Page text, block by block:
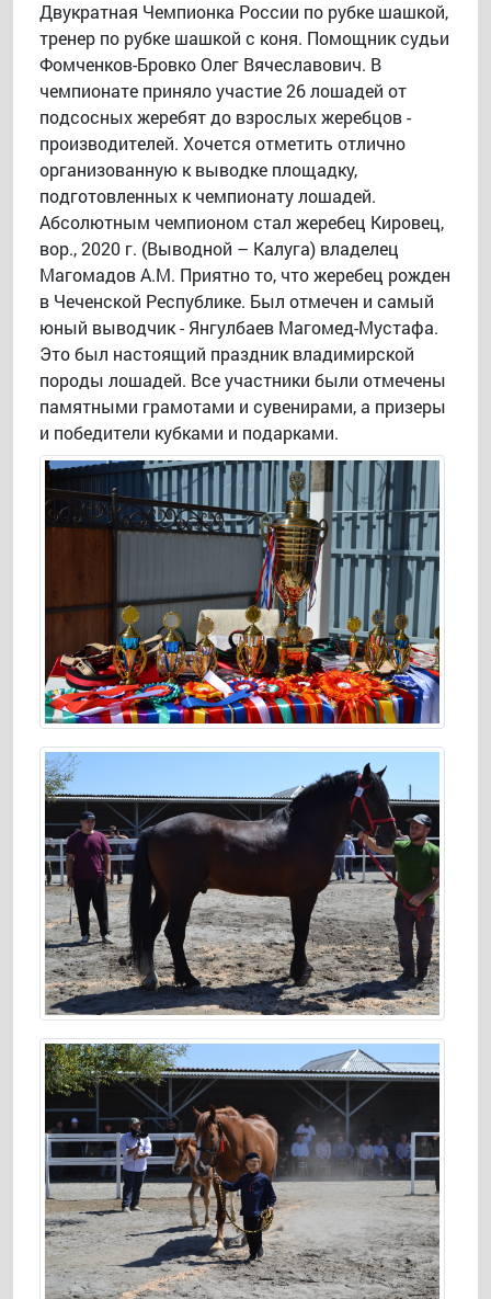
Двукратная Чемпионка России по рубке шашкой,
тренер по рубке шашкой с коня. Помощник судьи
Фомченков-Бровко Олег Вячеславович. В
чемпионате приняло участие 26 лошадей от
подсосных жеребят до взрослых жеребцов -
производителей. Хочется отметить отлично
организованную к выводке площадку,
подготовленных к чемпионату лошадей.
Абсолютным чемпионом стал жеребец Кировец,
вор., 2020 г. (Выводной – Калуга) владелец
Магомадов А.М. Приятно то, что жеребец рожден
в Чеченской Республике. Был отмечен и самый
юный выводчик - Янгулбаев Магомед-Мустафа.
Это был настоящий праздник владимирской
породы лошадей. Все участники были отмечены
памятными грамотами и сувенирами, а призеры
и победители кубками и подарками.